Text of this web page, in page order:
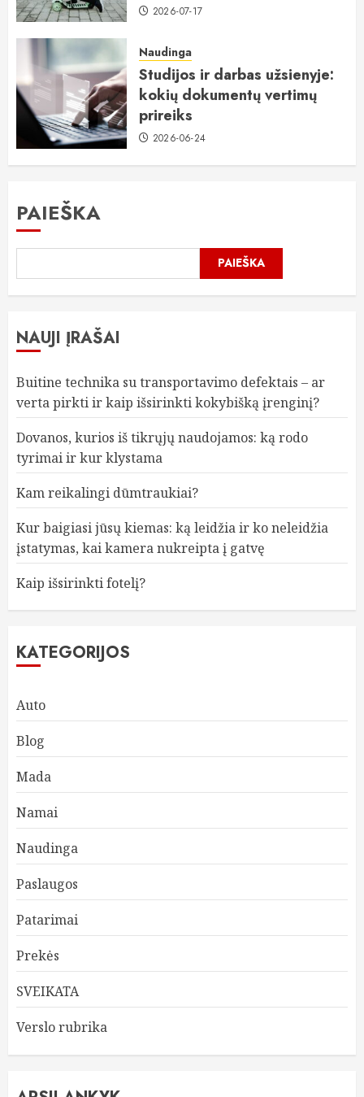
2026-07-17
Naudinga
Studijos ir darbas užsienyje:
kokių dokumentų vertimų
prireiks
2026-06-24
PAIEŠKA
PAIEŠKA
NAUJI ĮRAŠAI
Buitine technika su transportavimo defektais – ar
verta pirkti ir kaip išsirinkti kokybišką įrenginį?
Dovanos, kurios iš tikrųjų naudojamos: ką rodo
tyrimai ir kur klystama
Kam reikalingi dūmtraukiai?
Kur baigiasi jūsų kiemas: ką leidžia ir ko neleidžia
įstatymas, kai kamera nukreipta į gatvę
Kaip išsirinkti fotelį?
KATEGORIJOS
Auto
Blog
Mada
Namai
Naudinga
Paslaugos
Patarimai
Prekės
SVEIKATA
Verslo rubrika